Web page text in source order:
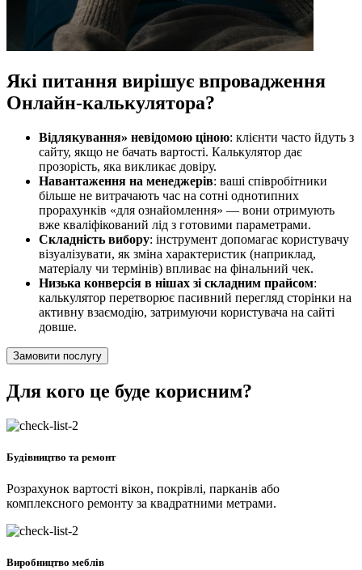
Які питання вирішує впровадження
Онлайн-калькулятора?
Відлякування» невідомою ціною: клієнти часто йдуть з
сайту, якщо не бачать вартості. Калькулятор дає
прозорість, яка викликає довіру.
Навантаження на менеджерів: ваші співробітники
більше не витрачають час на сотні однотипних
прорахунків «для ознайомлення» — вони отримують
вже кваліфікований лід з готовими параметрами.
Складність вибору: інструмент допомагає користувачу
візуалізувати, як зміна характеристик (наприклад,
матеріалу чи термінів) впливає на фінальний чек.
Низька конверсія в нішах зі складним прайсом:
калькулятор перетворює пасивний перегляд сторінки на
активну взаємодію, затримуючи користувача на сайті
довше.
Замовити послугу
Для кого це буде корисним?
Будівництво та ремонт
Розрахунок вартості вікон, покрівлі, парканів або
комплексного ремонту за квадратними метрами.
Виробництво меблів